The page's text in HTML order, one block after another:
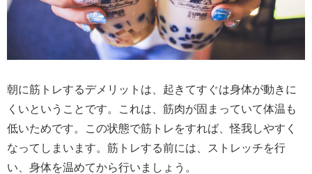
朝に筋トレするデメリットは、起きてすぐは身体が動きに
くいということです。これは、筋肉が固まっていて体温も
低いためです。この状態で筋トレをすれば、怪我しやすく
なってしまいます。筋トレする前には、ストレッチを行
い、身体を温めてから行いましょう。